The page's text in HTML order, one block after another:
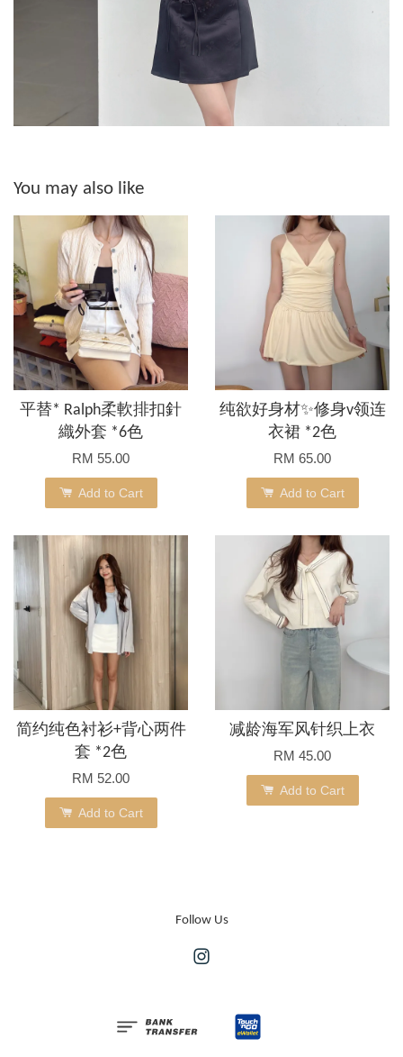
You may also like
平替* Ralph柔軟排扣針
織外套 *6色
RM 55.00
Add to Cart
纯欲好身材✨修身v领连
衣裙 *2色
RM 65.00
Add to Cart
简约纯色衬衫+背心两件
套 *2色
RM 52.00
Add to Cart
减龄海军风针织上衣
RM 45.00
Add to Cart
Follow Us